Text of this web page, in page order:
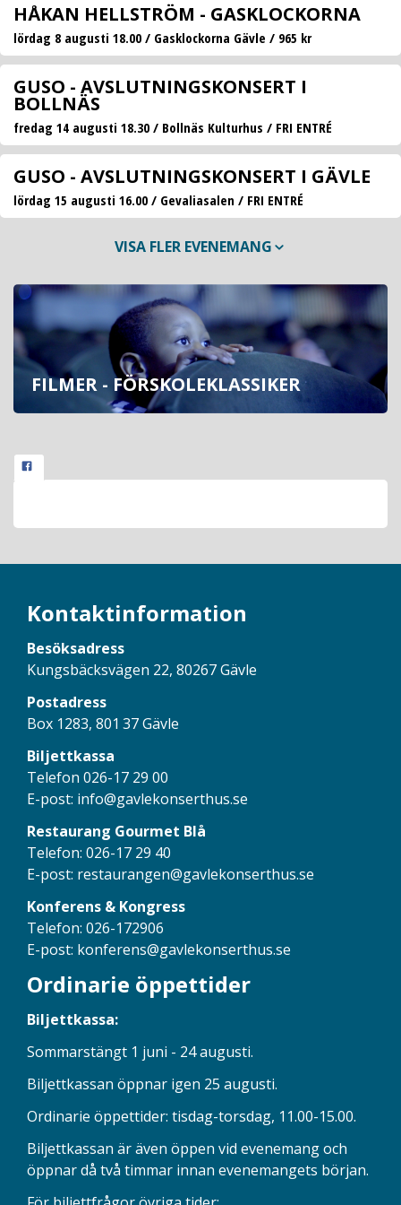
HÅKAN HELLSTRÖM - GASKLOCKORNA
lördag 8 augusti 18.00 / Gasklockorna Gävle / 965 kr
GUSO - AVSLUTNINGSKONSERT I
BOLLNÄS
fredag 14 augusti 18.30 / Bollnäs Kulturhus / FRI ENTRÉ
GUSO - AVSLUTNINGSKONSERT I GÄVLE
lördag 15 augusti 16.00 / Gevaliasalen / FRI ENTRÉ
VISA FLER EVENEMANG
FILMER - FÖRSKOLEKLASSIKER
Kontaktinformation
Besöksadress
Kungsbäcksvägen 22, 80267 Gävle
Postadress
Box 1283, 801 37 Gävle
Biljettkassa
Telefon 026-17 29 00
E-post: info@gavlekonserthus.se
Restaurang Gourmet Blå
Telefon: 026-17 29 40
E-post: restaurangen@gavlekonserthus.se
Konferens & Kongress
Telefon: 026-172906
E-post: konferens@gavlekonserthus.se
Ordinarie öppettider
Biljettkassa:
Sommarstängt 1 juni - 24 augusti.
Biljettkassan öppnar igen 25 augusti.
Ordinarie öppettider: tisdag-torsdag, 11.00-15.00.
Biljettkassan är även öppen vid evenemang och
öppnar då två timmar innan evenemangets början.